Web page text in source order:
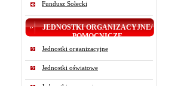
Fundusz Sołecki
JEDNOSTKI ORGANIZACYJNE/
POMOCNICZE
Jednostki organizacyjne
Jednostki oświatowe